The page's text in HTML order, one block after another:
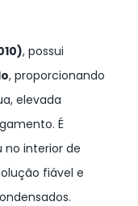
, possui
, proporcionando
elevada
É
no interior de
fiável e